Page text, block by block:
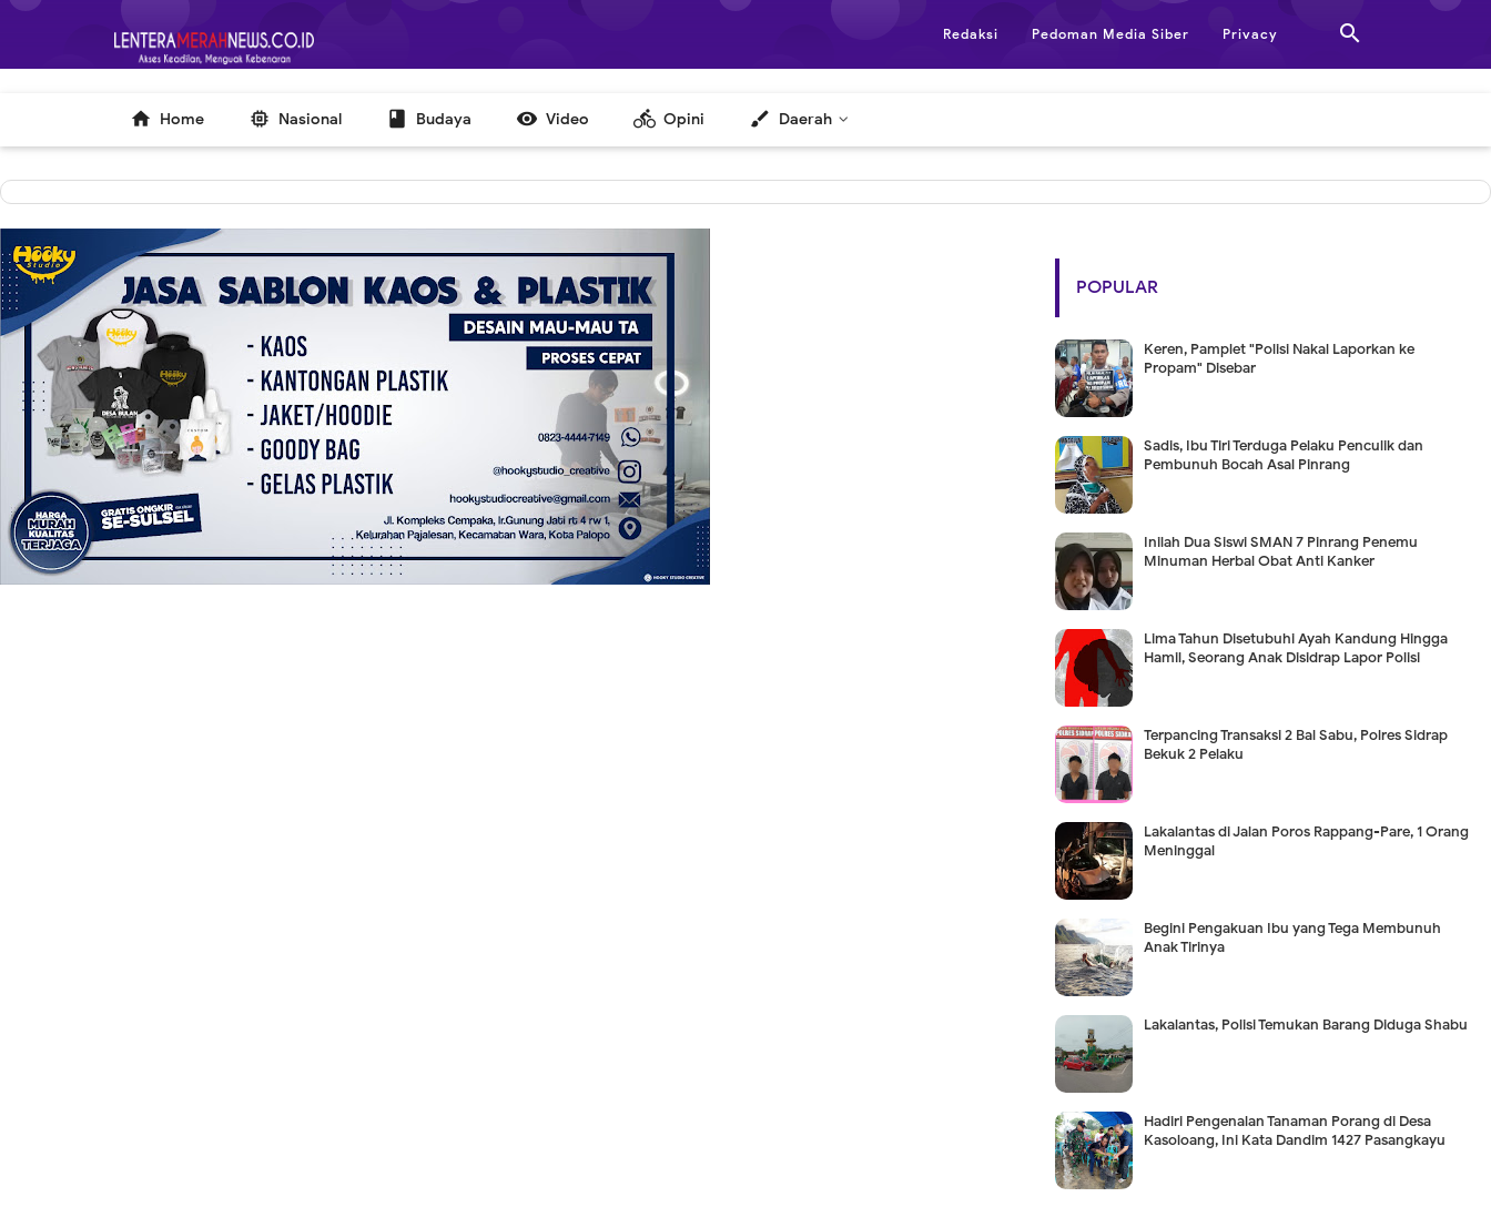
-->

Redaksi Pedoman Media Siber Privacy
 Home  Nasional  Budaya  Video directions_bike Opini brush Daerah
POPULAR
Keren, Pamplet "Polisi Nakal Laporkan ke
Propam" Disebar
Sadis, Ibu Tiri Terduga Pelaku Penculik dan
Pembunuh Bocah Asal Pinrang
Inilah Dua Siswi SMAN 7 Pinrang Penemu
Minuman Herbal Obat Anti Kanker
Lima Tahun Disetubuhi Ayah Kandung Hingga
Hamil, Seorang Anak Disidrap Lapor Polisi
Terpancing Transaksi 2 Bal Sabu, Polres Sidrap
Bekuk 2 Pelaku
Lakalantas di Jalan Poros Rappang-Pare, 1 Orang
Meninggal
Begini Pengakuan Ibu yang Tega Membunuh
Anak Tirinya
Lakalantas, Polisi Temukan Barang Diduga Shabu
Hadiri Pengenalan Tanaman Porang di Desa
Kasoloang, Ini Kata Dandim 1427 Pasangkayu